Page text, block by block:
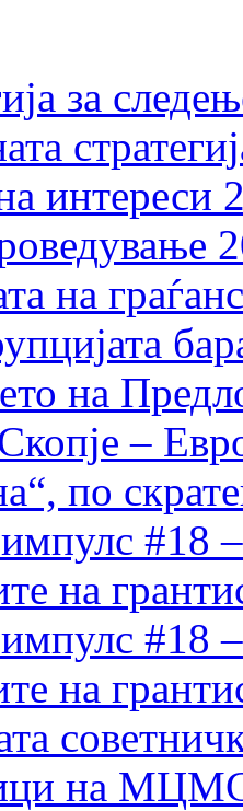
за
интереси
на
на
–
по
#18
на
#18
на
на МЦМС